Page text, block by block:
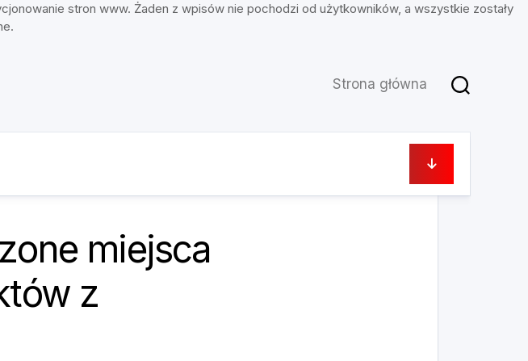
stron www. Żaden z wpisów nie pochodzi od użytkowników, a wszystkie zostały
Strona główna
miejsca
z